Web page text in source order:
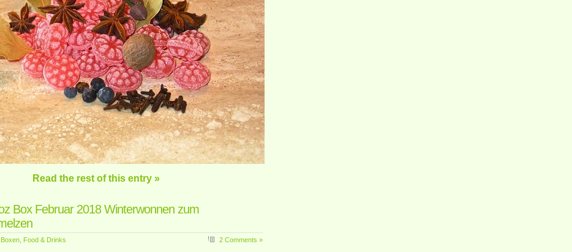
Read the rest of this entry »
Box Februar 2018 Winterwonnen zum
Boxen Food & Drinks 2 Comments »